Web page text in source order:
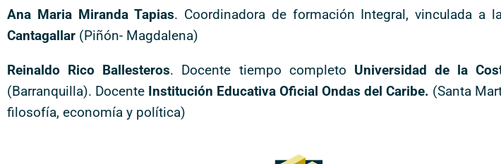
Ana Maria Miranda Tapias. Coordinadora de formación Integral, vinculada a la
Cantagallar (Piñón- Magdalena)
Reinaldo Rico Ballesteros. Docente tiempo completo Universidad de la
(Barranquilla). Docente Institución Educativa Oficial Ondas del Caribe. (Santa
filosofía, economía y política)